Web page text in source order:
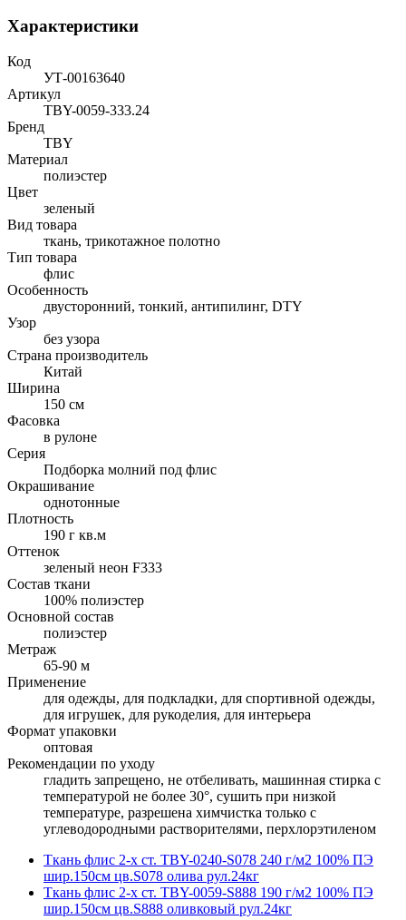
Характеристики
Код
УТ-00163640
Артикул
TBY-0059-333.24
Бренд
TBY
Материал
полиэстер
Цвет
зеленый
Вид товара
ткань, трикотажное полотно
Тип товара
флис
Особенность
двусторонний, тонкий, антипилинг, DTY
Узор
без узора
Страна производитель
Китай
Ширина
150 см
Фасовка
в рулоне
Серия
Подборка молний под флис
Окрашивание
однотонные
Плотность
190 г кв.м
Оттенок
зеленый неон F333
Состав ткани
100% полиэстер
Основной состав
полиэстер
Метраж
65-90 м
Применение
для одежды, для подкладки, для спортивной одежды,
для игрушек, для рукоделия, для интерьера
Формат упаковки
оптовая
Рекомендации по уходу
гладить запрещено, не отбеливать, машинная стирка с
температурой не более 30°, сушить при низкой
температуре, разрешена химчистка только с
углеводородными растворителями, перхлорэтиленом
Ткань флис 2-х ст. TBY-0240-S078 240 г/м2 100% ПЭ
шир.150см цв.S078 олива рул.24кг
Ткань флис 2-х ст. TBY-0059-S888 190 г/м2 100% ПЭ
шир.150см цв.S888 оливковый рул.24кг